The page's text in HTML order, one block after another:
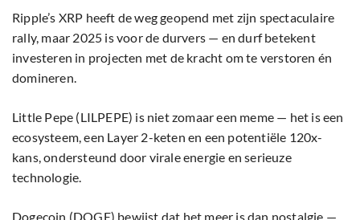
Little Pepe (LILPEPE) is niet zomaar een meme — het is een
ecosysteem, een Layer 2-keten en een potentiële 120x-
kans, ondersteund door virale energie en serieuze
Dogecoin (DOGE) bewijst dat het meer is dan nostalgie —
het is een robuust, door de community gedragen activum
met echt momentum.
Sui (SUI) combineert uitbraakpotentieel met langdurige
bruikbaarheid binnen een van de meest veelbelovende